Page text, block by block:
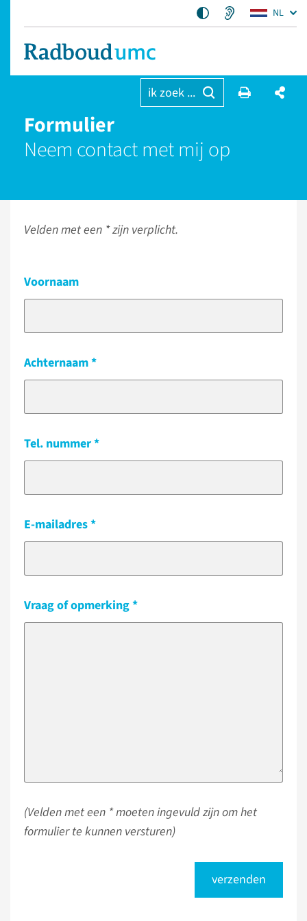
NL
ik zoek ...
Formulier
Neem contact met mij op
Velden met een * zijn verplicht.
Voornaam
Achternaam
Tel. nummer
E-mailadres
Vraag of opmerking
(Velden met een * moeten ingevuld zijn om het
formulier te kunnen versturen)
verzenden